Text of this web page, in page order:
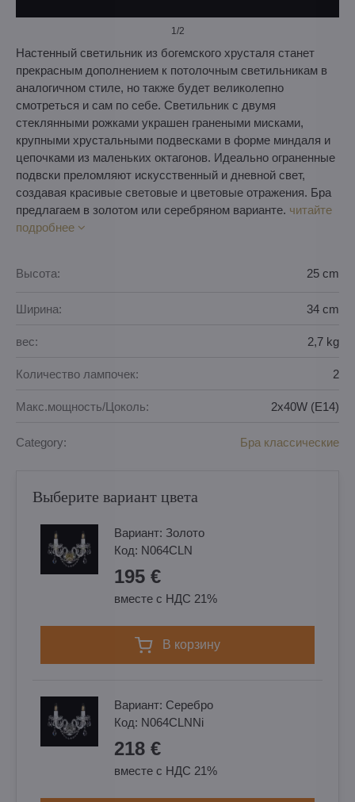
1/2
Настенный светильник из богемского хрусталя станет
прекрасным дополнением к потолочным светильникам в
аналогичном стиле, но также будет великолепно
смотреться и сам по себе. Светильник с двумя
стеклянными рожками украшен гранеными мисками,
крупными хрустальными подвесками в форме миндаля и
цепочками из маленьких октагонов. Идеально ограненные
подвски преломляют искусственный и дневной свет,
создавая красивые световые и цветовые отражения. Бра
предлагаем в золотом или серебряном варианте. читайте
подробнее
Высота: 25 cm
Ширина: 34 cm
вес: 2,7 kg
Количество лампочек: 2
Макс.мощность/Цоколь: 2x40W (E14)
Category: Бра классические
Выберите вариант цвета
Вариант: Золотo
Код: N064CLN
195 €
вместе с НДС 21%
в корзину
Вариант: Cеребро
Код: N064CLNNi
218 €
вместе с НДС 21%